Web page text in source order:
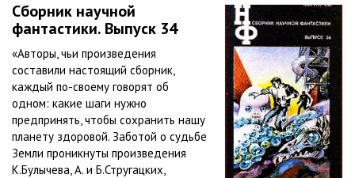
Сборник научной
фантастики. Выпуск 34
«Авторы, чьи произведения
составили настоящий сборник,
каждый по-своему говорят об
одном: какие шаги нужно
предпринять, чтобы сохранить нашу
планету здоровой. Заботой о судьбе
Земли проникнуты произведения
К.Булычева, А. и Б.Стругацких,